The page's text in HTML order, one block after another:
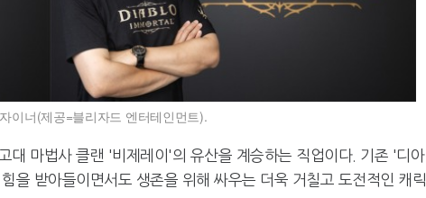
이너(제공=블리자드 엔터테인먼트).
대 마법사 클랜 '비제레이'의 유산을 계승하는 직업이다. 기존 '디아
을 받아들이면서도 생존을 위해 싸우는 더욱 거칠고 도전적인 캐릭